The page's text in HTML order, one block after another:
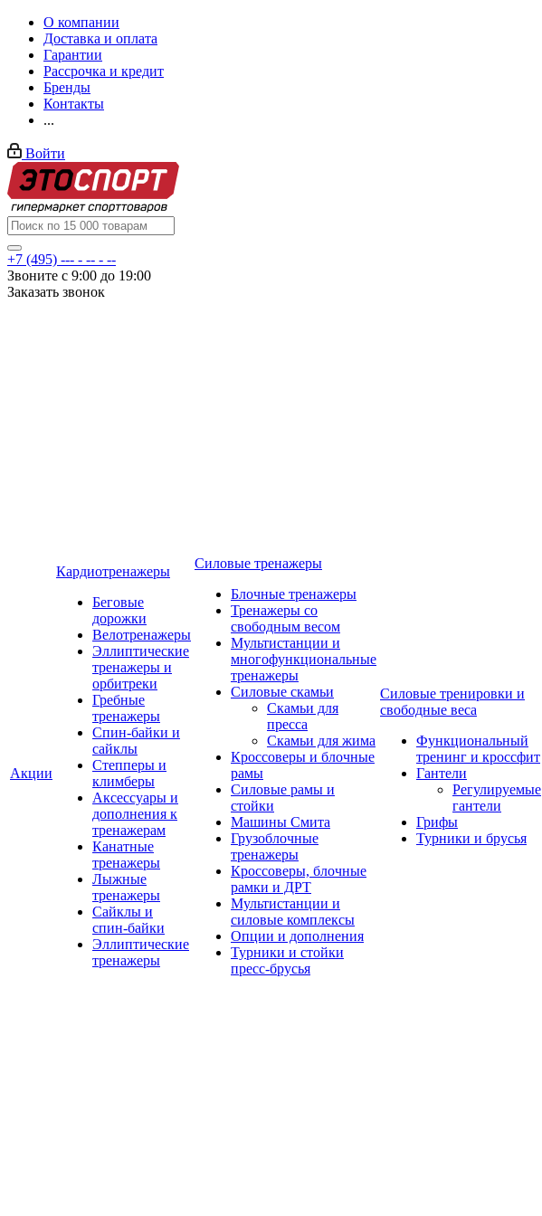
О компании
Доставка и оплата
Гарантии
Рассрочка и кредит
Бренды
Контакты
...
Войти
+7 (495) --- - -- - --
Звоните с 9:00 до 19:00
Заказать звонок
Акции
Кардиотренажеры
Беговые
дорожки
Велотренажеры
Эллиптические
тренажеры и
орбитреки
Гребные
тренажеры
Спин-байки и
сайклы
Степперы и
климберы
Аксессуары и
дополнения к
тренажерам
Канатные
тренажеры
Лыжные
тренажеры
Сайклы и
спин-байки
Эллиптические
тренажеры
Силовые тренажеры
Блочные тренажеры
Тренажеры со
свободным весом
Мультистанции и
многофункциональные
тренажеры
Силовые скамьи
Скамьи для
пресса
Скамьи для жима
Кроссоверы и блочные
рамы
Силовые рамы и
стойки
Машины Смита
Грузоблочные
тренажеры
Кроссоверы, блочные
рамки и ДРТ
Мультистанции и
силовые комплексы
Опции и дополнения
Турники и стойки
пресс-брусья
Силовые тренировки и
свободные веса
Функциональный
тренинг и кроссфит
Гантели
Регулируемые
гантели
Грифы
Турники и брусья